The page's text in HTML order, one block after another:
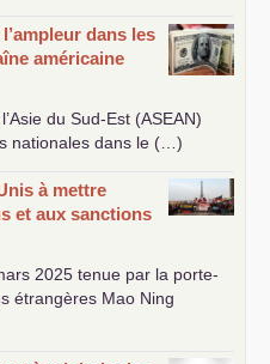
dans les
américaine
du Sud-Est (ASEAN)
nationales dans le (…)
à mettre
et aux sanctions
2025 tenue par la porte-
étrangères Mao Ning